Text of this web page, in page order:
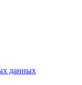
данных